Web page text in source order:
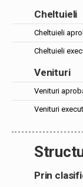
Cheltuieli
Cheltuieli
Cheltuieli
Venituri
Venituri
Venituri
Prin